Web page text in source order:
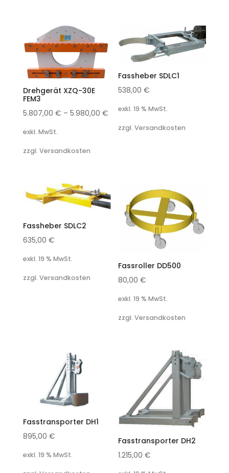
Drehgerät XZQ-30E
FEM3
5.807,00 € – 5.980,00 €
exkl. MwSt.
zzgl. Versandkosten
Fassheber SDLC1
538,00€
exkl. 19 % MwSt.
zzgl. Versandkosten
Fassheber SDLC2
635,00 €
exkl. 19 % MwSt.
zzgl. Versandkosten
Fassroller DD500
80,00€
exkl. 19 % MwSt.
zzgl. Versandkosten
Fasstransporter DH1
895,00 €
exkl. 19 % MwSt.
Fasstransporter DH2
1.215,00€